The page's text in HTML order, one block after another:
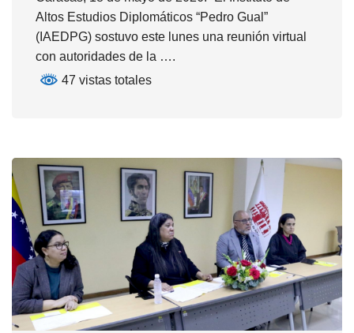
Altos Estudios Diplomáticos “Pedro Gual”
(IAEDPG) sostuvo este lunes una reunión virtual
con autoridades de la ….
47 vistas totales